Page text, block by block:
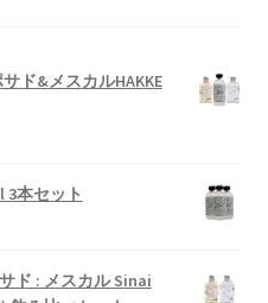
ド&メスカルHAKKE
3本セット
ド : メスカル Sinai